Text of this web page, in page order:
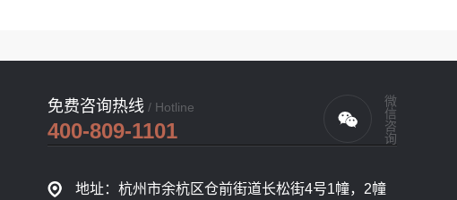
免费咨询热线 / Hotline
400-809-1101 微信咨询
地址：杭州市余杭区仓前街道长松街4号1幢，2幢